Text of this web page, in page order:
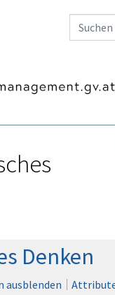
,Suche
Denken